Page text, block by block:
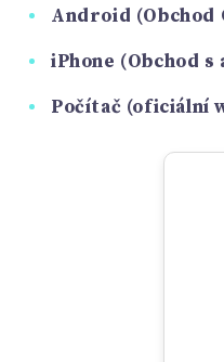
Android (Obchod
iPhone (Obchod s
Počítač (oficiální